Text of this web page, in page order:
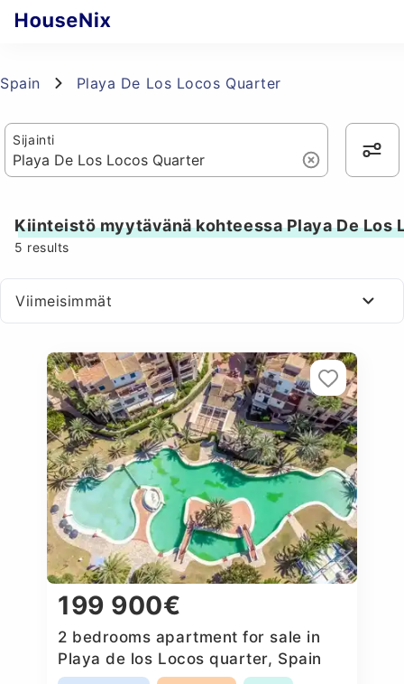
Spain Playa De Los Locos Quarter
Sijainti
Kiinteistö myytävänä kohteessa Playa De Los
5 results
Viimeisimmät
199 900€
2 bedrooms apartment for sale in
Playa de los Locos quarter, Spain